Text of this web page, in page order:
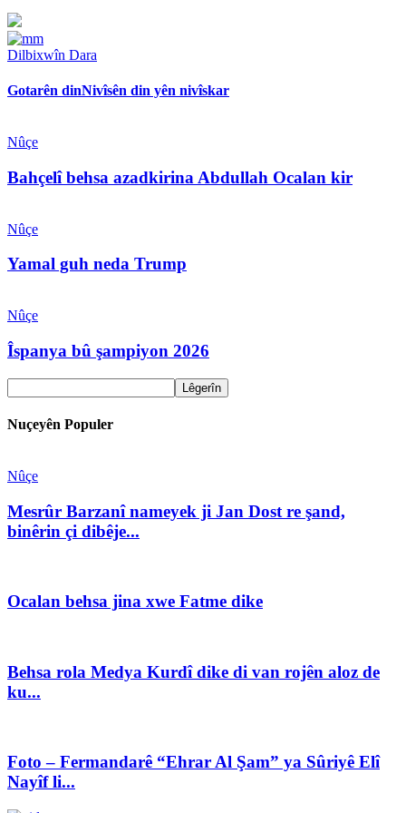
Dilbixwîn Dara
Gotarên dinNivîsên din yên nivîskar
Nûçe
Bahçelî behsa azadkirina Abdullah Ocalan kir
Nûçe
Yamal guh neda Trump
Nûçe
Îspanya bû şampiyon 2026
Nuçeyên Populer
Nûçe
Mesrûr Barzanî nameyek ji Jan Dost re şand,
binêrin çi dibêje...
Ocalan behsa jina xwe Fatme dike
Behsa rola Medya Kurdî dike di van rojên aloz de
ku...
Foto – Fermandarê “Ehrar Al Şam” ya Sûriyê Elî
Nayîf li...